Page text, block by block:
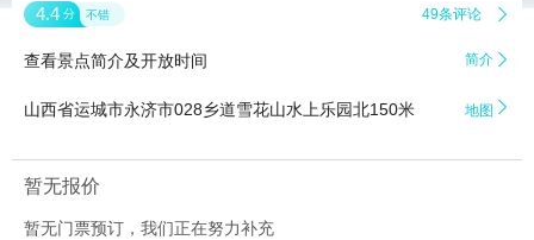
4.4 分 不错 49条评论 
查看景点简介及开放时间 简介 
山西省运城市永济市028乡道雪花山水上乐园北150米 地图 
暂无报价
暂无门票预订，我们正在努力补充